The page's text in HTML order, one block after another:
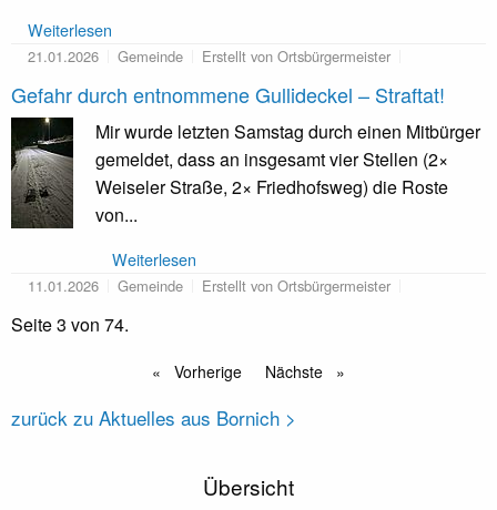
Übersicht
Weiterlesen
21.01.2026 Gemeinde Erstellt von Ortsbürgermeister
Gefahr durch entnommene Gullideckel – Straftat!
Mir wurde letzten Samstag durch einen Mitbürger
gemeldet, dass an insgesamt vier Stellen (2×
Weiseler Straße, 2× Friedhofsweg) die Roste
von...
Weiterlesen
11.01.2026 Gemeinde Erstellt von Ortsbürgermeister
Seite 3 von 74.
Vorherige Nächste
zurück zu Aktuelles aus Bornich >